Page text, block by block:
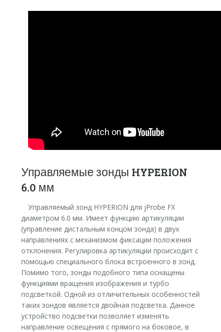
Управляемые зонды HYPERION
6.0 мм
Управляемый зонд HYPERION для jProbe FX
диаметром 6.0 мм. Имеет функцию артикуляции
(управление дистальным концом зонда) в двух
направлениях с механизмом фиксации положения
отклонения. Регулировка артикуляции происходит с
помощью специального блока встроенного в зонд.
Помимо того, зонды подобного типа оснащены
функциями вращения изображения и турбо
подсветкой. Одной из отличительных особенностей
таких зондов является двойная подсветка. Данное
устройство подсветки позволяет изменять
направление освещения с прямого на боковое, в